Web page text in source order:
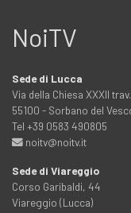
NoiTV
Sede di Lucca
Via della Chiesa XXXII
55100 - Sorbano del
Tel +39 0583 490805
noitv@noitv.it
Sede di Viareggio
Corso Garibaldi, 44
Viareggio (Lucca)